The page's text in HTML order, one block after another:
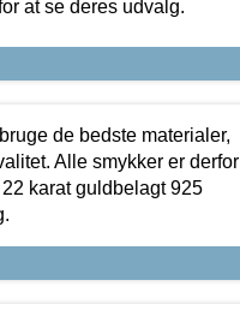
at se deres udvalg.
de bedste materialer,
Alle smykker er derfor
karat guldbelagt 925